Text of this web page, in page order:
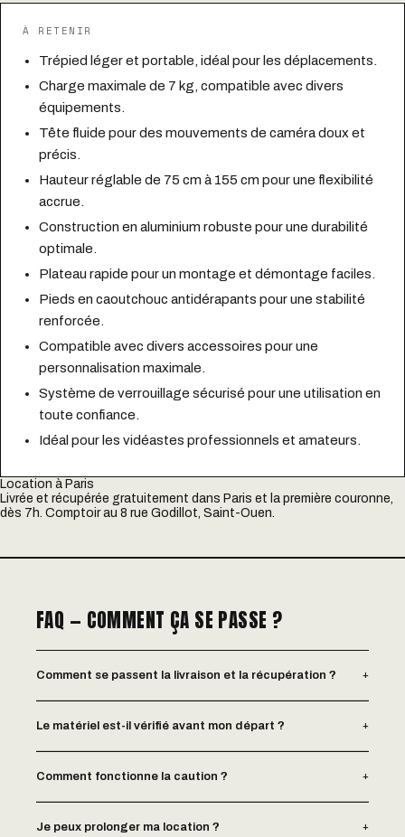
À RETENIR
Trépied léger et portable, idéal pour les déplacements.
Charge maximale de 7 kg, compatible avec divers
équipements.
Tête fluide pour des mouvements de caméra doux et
précis.
Hauteur réglable de 75 cm à 155 cm pour une flexibilité
accrue.
Construction en aluminium robuste pour une durabilité
optimale.
Plateau rapide pour un montage et démontage faciles.
Pieds en caoutchouc antidérapants pour une stabilité
renforcée.
Compatible avec divers accessoires pour une
personnalisation maximale.
Système de verrouillage sécurisé pour une utilisation en
toute confiance.
Idéal pour les vidéastes professionnels et amateurs.
Location à Paris
Livrée et récupérée gratuitement dans Paris et la première couronne,
dès 7h. Comptoir au 8 rue Godillot, Saint-Ouen.
FAQ — COMMENT ÇA SE PASSE ?
Comment se passent la livraison et la récupération ? +
Le matériel est-il vérifié avant mon départ ? +
Comment fonctionne la caution ? +
Je peux prolonger ma location ? +